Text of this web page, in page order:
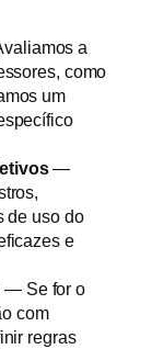
a
como
um
—
de uso do
e
— Se for o
com
regras